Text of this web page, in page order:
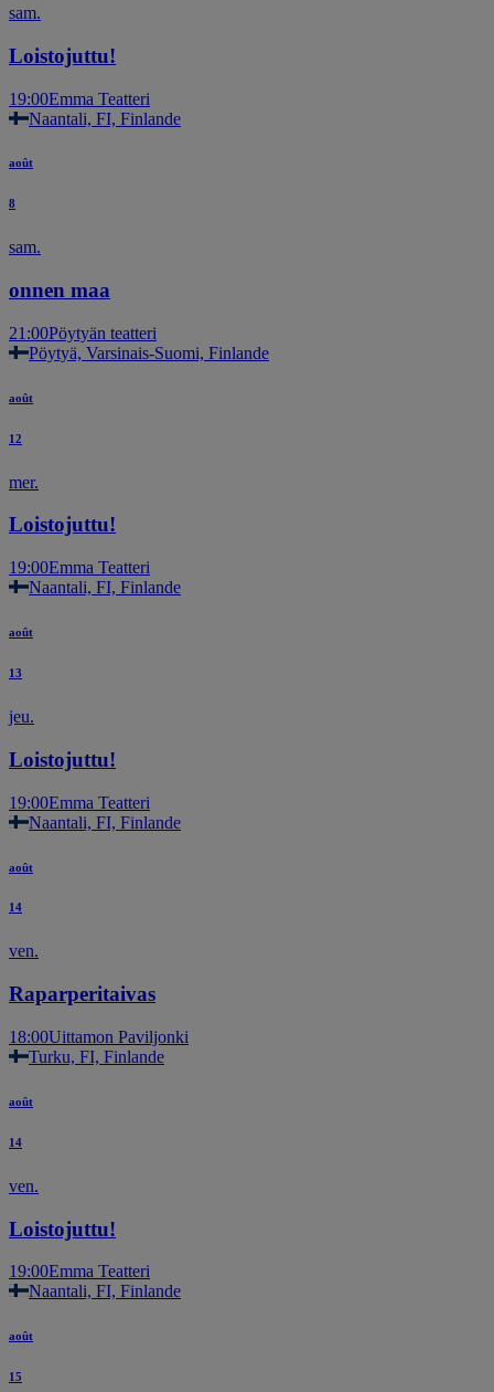
sam.
Loistojuttu!
19:00Emma Teatteri
Naantali, FI, Finlande
août
8
sam.
onnen maa
21:00Pöytyän teatteri
Pöytyä, Varsinais-Suomi, Finlande
août
12
mer.
Loistojuttu!
19:00Emma Teatteri
Naantali, FI, Finlande
août
13
jeu.
Loistojuttu!
19:00Emma Teatteri
Naantali, FI, Finlande
août
14
ven.
Raparperitaivas
18:00Uittamon Paviljonki
Turku, FI, Finlande
août
14
ven.
Loistojuttu!
19:00Emma Teatteri
Naantali, FI, Finlande
août
15